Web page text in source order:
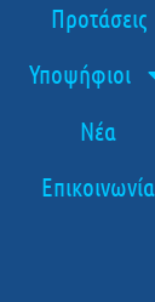
Προτάσεις
Υποψήφιοι
Νέα
Επικοινωνία